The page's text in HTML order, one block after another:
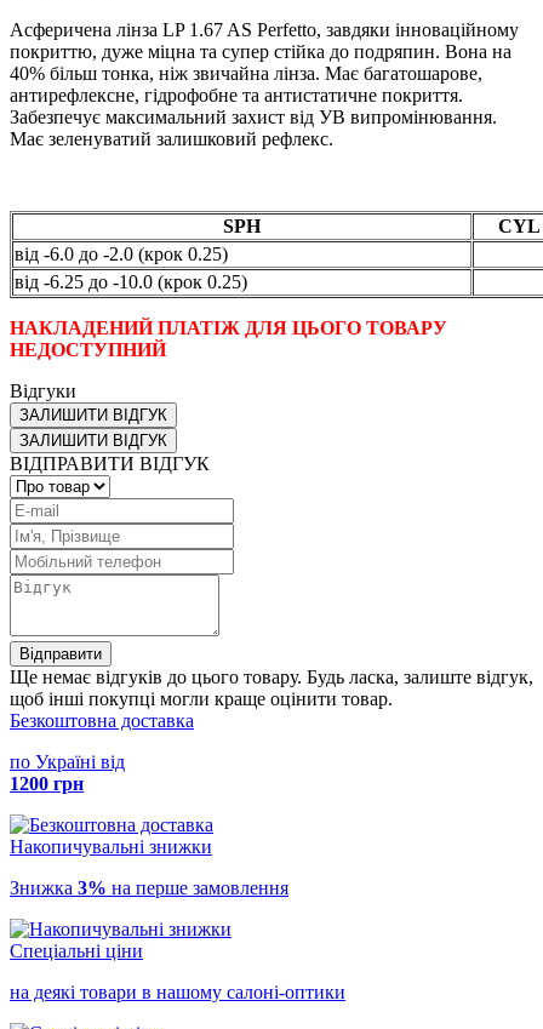
Асферичена лінза LP 1.67 AS Perfetto, завдяки інноваційному
покриттю, дуже міцна та супер стійка до подряпин. Вона на
40% більш тонка, ніж звичайна лінза. Має багатошарове,
антирефлексне, гідрофобне та антистатичне покриття.
Забезпечує максимальний захист від УВ випромінювання.
Має зеленуватий залишковий рефлекс.
SPH
CYL
від -6.0 до -2.0 (крок 0.25)
від -6.25 до -10.0 (крок 0.25)
НАКЛАДЕНИЙ ПЛАТІЖ ДЛЯ ЦЬОГО ТОВАРУ
НЕДОСТУПНИЙ
Відгуки
ЗАЛИШИТИ ВІДГУК
ЗАЛИШИТИ ВІДГУК
ВІДПРАВИТИ ВІДГУК
Відправити
Ще немає відгуків до цього товару. Будь ласка, залиште відгук,
щоб інші покупці могли краще оцінити товар.
Безкоштовна доставка
по Україні від
1200 грн
Накопичувальні знижки
Знижка 3% на перше замовлення
Спеціальні ціни
на деякі товари в нашому салоні-оптики